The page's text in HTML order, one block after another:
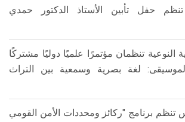
حفل تأبين الأستاذ الدكتور حمدي
النوعية تنظمان مؤتمرًا علميًا دوليًا مشتركًا
لغة بصرية وسمعية بين التراث
برنامج "ركائز ومحددات الأمن القومي